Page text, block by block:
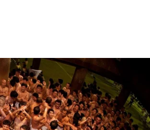
в храмі Сайдайджі Каннонін, 15 лютого 2020 рік
відбувся щорічний «Голий
врожай, процвітання та добробут.
у третю суботу лютого збирає